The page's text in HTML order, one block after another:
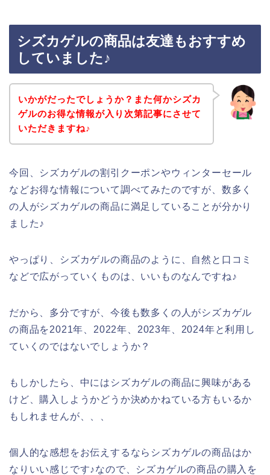
シズカゲルの商品は友達もおすすめ
していました♪
いかがだったでしょうか？また何かシズカ
ゲルのお得な情報が入り次第記事にさせて
いただきますね♪
今回、シズカゲルの割引クーポンやウィンターセール
などお得な情報について調べてみたのですが、数多く
の人がシズカゲルの商品に満足していることが分かり
ました♪
やっぱり、シズカゲルの商品のように、自然と口コミ
などで広がっていくものは、いいものなんですね♪
だから、多分ですが、今後も数多くの人がシズカゲル
の商品を2021年、2022年、2023年、2024年と利用し
ていくのではないでしょうか？
もしかしたら、中にはシズカゲルの商品に興味がある
けど、購入しようかどうか決めかねている方もいるか
もしれませんが、、、
個人的な感想をお伝えするならシズカゲルの商品はか
なりいい感じです♪なので、シズカゲルの商品の購入を